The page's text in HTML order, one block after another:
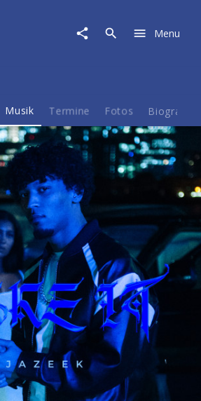
Menu
Musik Termine Fotos Biografie